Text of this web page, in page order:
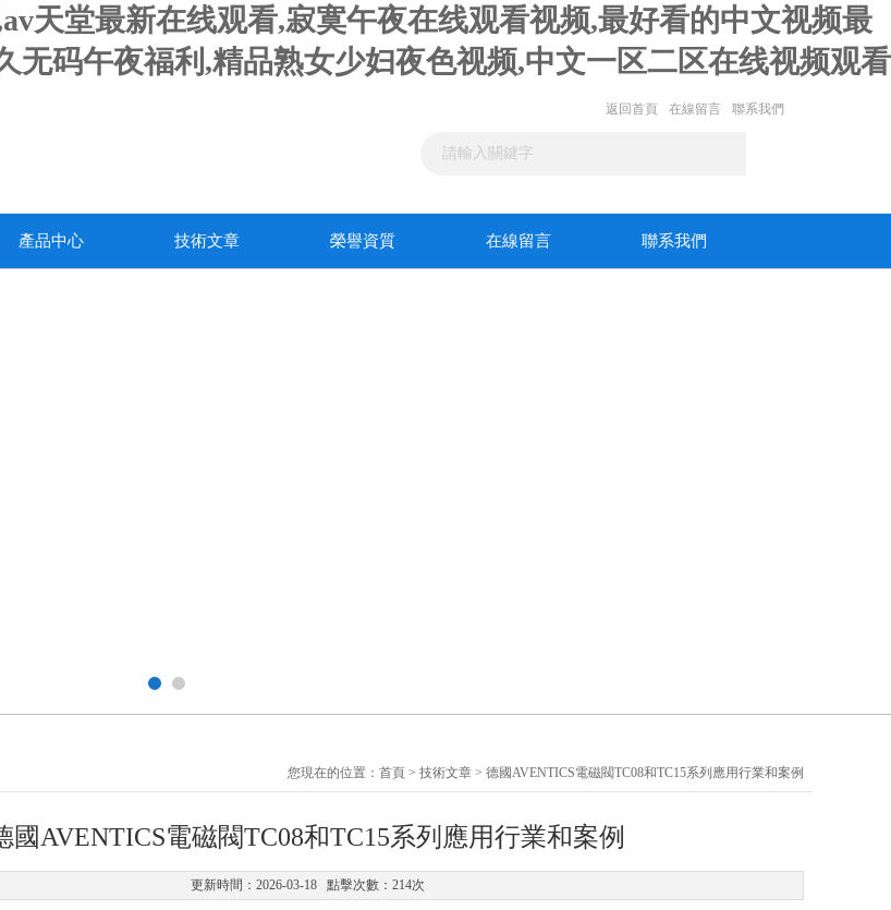
天堂最新在线观看,寂寞午夜在线观看视频,最好看的中文视频最
无码午夜福利,精品熟女少妇夜色视频,中文一区二区在线视频观看
返回首頁 在線留言 聯系我們
產品中心 技術文章 榮譽資質 在線留言 聯系我們
您現在的位置： 首頁 > 技術文章 > 德國AVENTICS電磁閥TC08和TC15系列應用行業和案例
國AVENTICS電磁閥TC08和TC15系列應用行業和案例
更新時間：2026-03-18 點擊次數：214次